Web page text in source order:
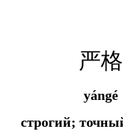
严格
yángé
строгий;